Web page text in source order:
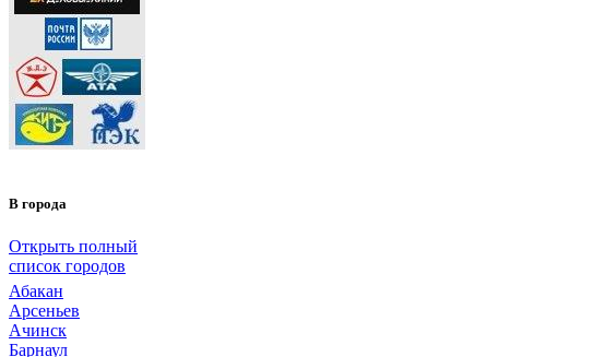
В города
Открыть полный
список городов
Абакан
Арсеньев
Ачинск
Барнаул